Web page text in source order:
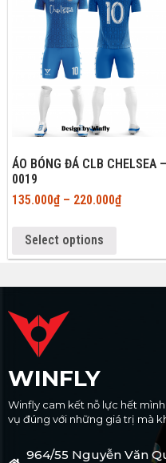
ÁO BÓNG ĐÁ CLB CHELSEA –
0019
135.000₫– 220.000₫
Select options
WINFLY
Winfly cam kết nỗ lực hết
vụ đúng với những giá trị mà
964/55 Nguyễn Văn